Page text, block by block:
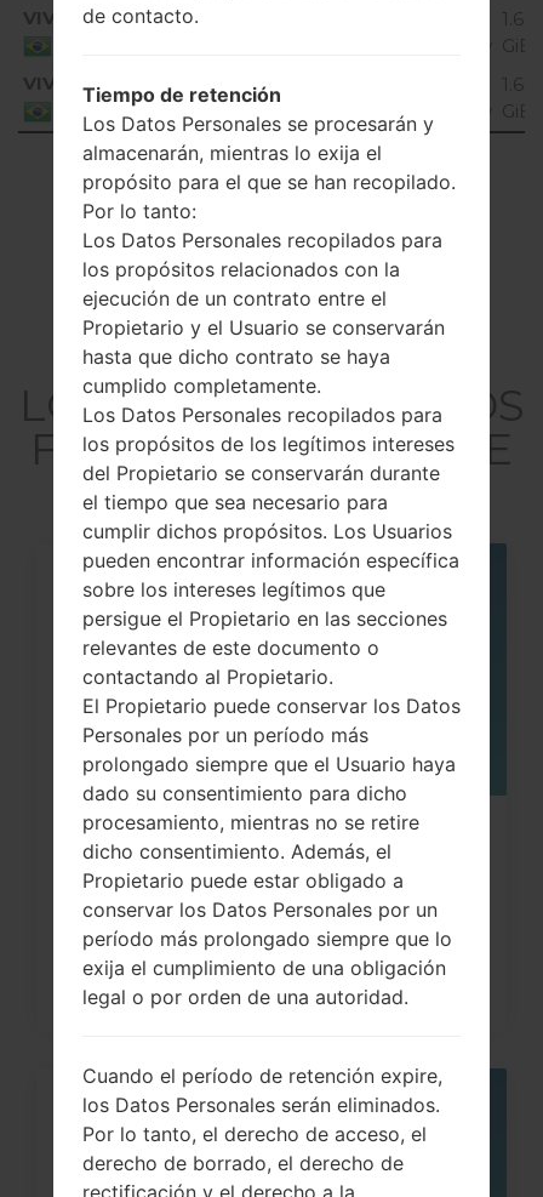
VIV
K430dsF10a_08_0619.kdz
1.64
GiB
VIV
Brazil
K430dsF10a_09_0227.kdz
Marshmallow
1.65
GiB
Showing 1 to 28 of 28 entries
Previous
Artículos
LGK430DSF(LGK430DS
F) akaLG K10 Dual LTE
Cómo hacer Reinicio Completo en
LG G3, G4, G5 , G7...
de contacto.
Tiempo de retención
Los Datos Personales se procesarán y
almacenarán, mientras lo exija el
propósito para el que se han recopilado.
Por lo tanto:
Los Datos Personales recopilados para
los propósitos relacionados con la
ejecución de un contrato entre el
Propietario y el Usuario se conservarán
hasta que dicho contrato se haya
cumplido completamente.
Los Datos Personales recopilados para
los propósitos de los legítimos intereses
del Propietario se conservarán durante
el tiempo que sea necesario para
cumplir dichos propósitos. Los Usuarios
pueden encontrar información específica
sobre los intereses legítimos que
persigue el Propietario en las secciones
relevantes de este documento o
contactando al Propietario.
El Propietario puede conservar los Datos
Personales por un período más
prolongado siempre que el Usuario haya
dado su consentimiento para dicho
procesamiento, mientras no se retire
dicho consentimiento. Además, el
Propietario puede estar obligado a
conservar los Datos Personales por un
período más prolongado siempre que lo
exija el cumplimiento de una obligación
legal o por orden de una autoridad.
Cuando el período de retención expire,
los Datos Personales serán eliminados.
Por lo tanto, el derecho de acceso, el
derecho de borrado, el derecho de
rectificación y el derecho a la